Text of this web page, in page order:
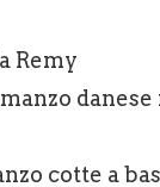
Remy
cotte a